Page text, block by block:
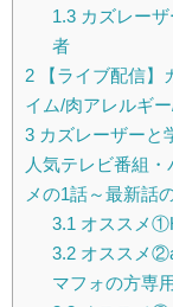
1.3カズレー
者
2 【ライブ配信】
イム/肉アレルギ
3 カズレーザーと
人気テレビ番組
メの1話～最新話
3.1 オススメ
3.2オススメ
マフォの方専